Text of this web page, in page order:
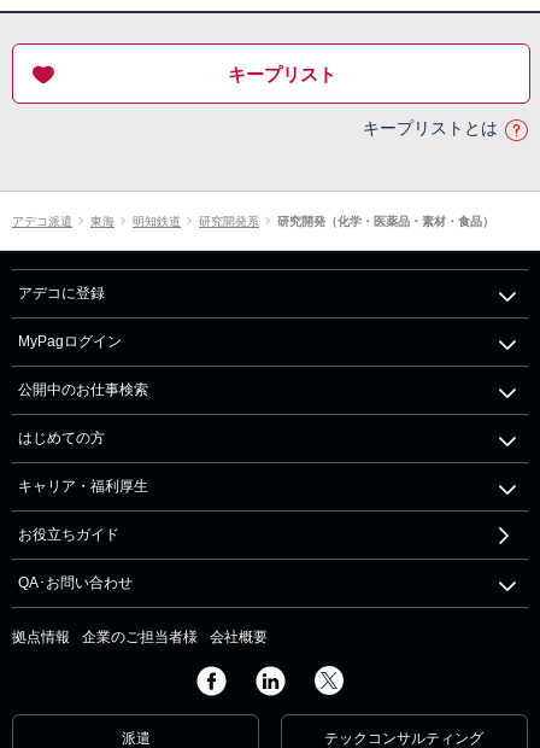
キープリスト
キープリストとは
アデコ派遣 東海 明知鉄道 研究開発系 研究開発（化学・医薬品・素材・食品）
アデコに登録
MyPagログイン
公開中のお仕事検索
はじめての方
キャリア・福利厚生
お役立ちガイド
QA･お問い合わせ
拠点情報 企業のご担当者様 会社概要
派遣 テックコンサルティング